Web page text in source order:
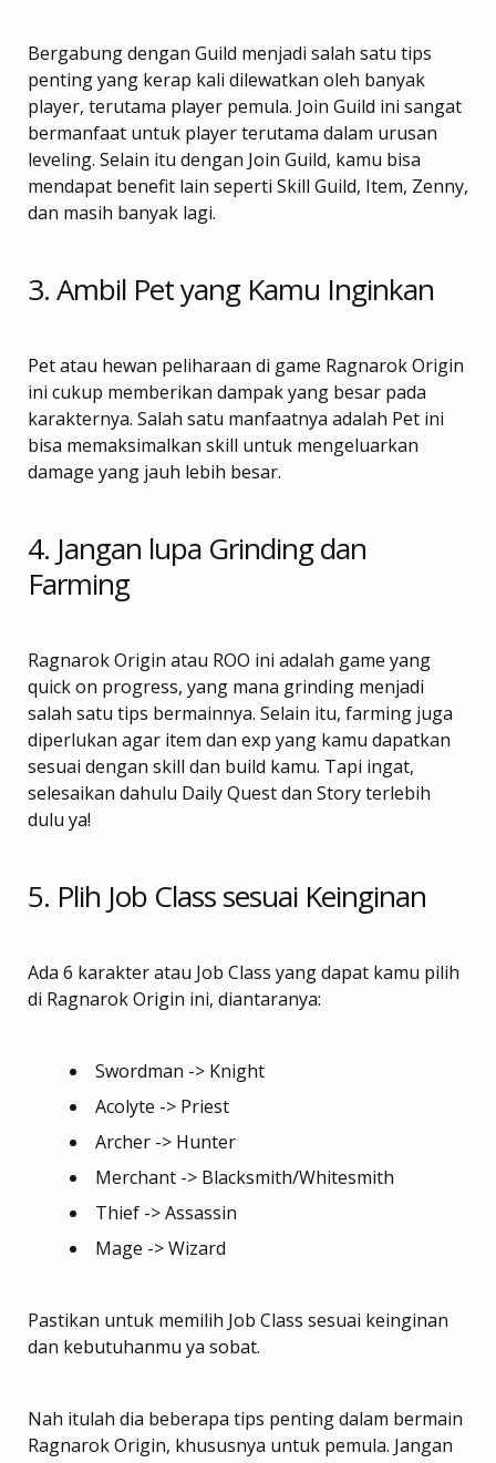
Bergabung dengan Guild menjadi salah satu tips
penting yang kerap kali dilewatkan oleh banyak
player, terutama player pemula. Join Guild ini sangat
bermanfaat untuk player terutama dalam urusan
leveling. Selain itu dengan Join Guild, kamu bisa
mendapat benefit lain seperti Skill Guild, Item, Zenny,
dan masih banyak lagi.
3. Ambil Pet yang Kamu Inginkan
Pet atau hewan peliharaan di game Ragnarok Origin
ini cukup memberikan dampak yang besar pada
karakternya. Salah satu manfaatnya adalah Pet ini
bisa memaksimalkan skill untuk mengeluarkan
damage yang jauh lebih besar.
4. Jangan lupa Grinding dan
Farming
Ragnarok Origin atau ROO ini adalah game yang
quick on progress, yang mana grinding menjadi
salah satu tips bermainnya. Selain itu, farming juga
diperlukan agar item dan exp yang kamu dapatkan
sesuai dengan skill dan build kamu. Tapi ingat,
selesaikan dahulu Daily Quest dan Story terlebih
dulu ya!
5. Plih Job Class sesuai Keinginan
Ada 6 karakter atau Job Class yang dapat kamu pilih
di Ragnarok Origin ini, diantaranya:
Swordman -> Knight
Acolyte -> Priest
Archer -> Hunter
Merchant -> Blacksmith/Whitesmith
Thief -> Assassin
Mage -> Wizard
Pastikan untuk memilih Job Class sesuai keinginan
dan kebutuhanmu ya sobat.
Nah itulah dia beberapa tips penting dalam bermain
Ragnarok Origin, khususnya untuk pemula. Jangan